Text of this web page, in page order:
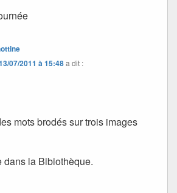
07/2011 à 15:48a dit :
mots brodés sur trois images
dans la Bibiothèque.